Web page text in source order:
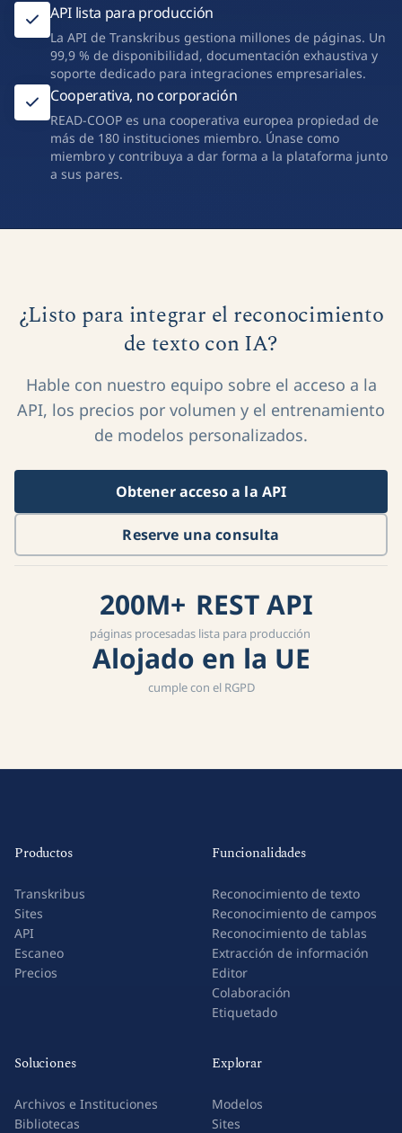
API lista para producción
La API de Transkribus gestiona millones de páginas. Un
99,9 % de disponibilidad, documentación exhaustiva y
soporte dedicado para integraciones empresariales.
Cooperativa, no corporación
READ-COOP es una cooperativa europea propiedad de
más de 180 instituciones miembro. Únase como
miembro y contribuya a dar forma a la plataforma junto
a sus pares.
¿Listo para integrar el reconocimiento
de texto con IA?
Hable con nuestro equipo sobre el acceso a la
API, los precios por volumen y el entrenamiento
de modelos personalizados.
Obtener acceso a la API
Reserve una consulta
200M+
páginas procesadas
REST API
lista para producción
Alojado en la UE
cumple con el RGPD
Productos
Transkribus
Sites
API
Escaneo
Precios
Funcionalidades
Reconocimiento de texto
Reconocimiento de campos
Reconocimiento de tablas
Extracción de información
Editor
Colaboración
Etiquetado
Soluciones
Archivos e Instituciones
Bibliotecas
Explorar
Modelos
Sites